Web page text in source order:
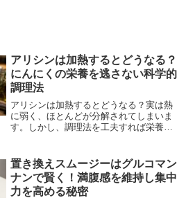
アリシンは加熱するとどうなる？
にんにくの栄養を逃さない科学的
調理法
アリシンは加熱するとどうなる？実は熱
に弱く、ほとんどが分解されてしまいま
す。しかし、調理法を工夫すれば栄養を
法と、効率的にアリシンを摂取する秘訣
を解説します。
置き換えスムージーはグルコマン
ナンで賢く！満腹感を維持し集中
力を高める秘密